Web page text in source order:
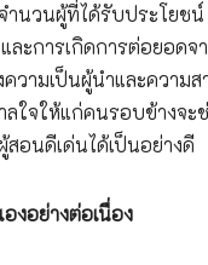
ำนวนผู้ที่ได้รับประโยช
ละการเกิดการต่อยอดจ
ความเป็นผู้นำและความ
ลใจให้แก่คนรอบข้างจะ
อนดีเด่นได้เป็นอย่างดี
งอย่างต่อเนื่อง